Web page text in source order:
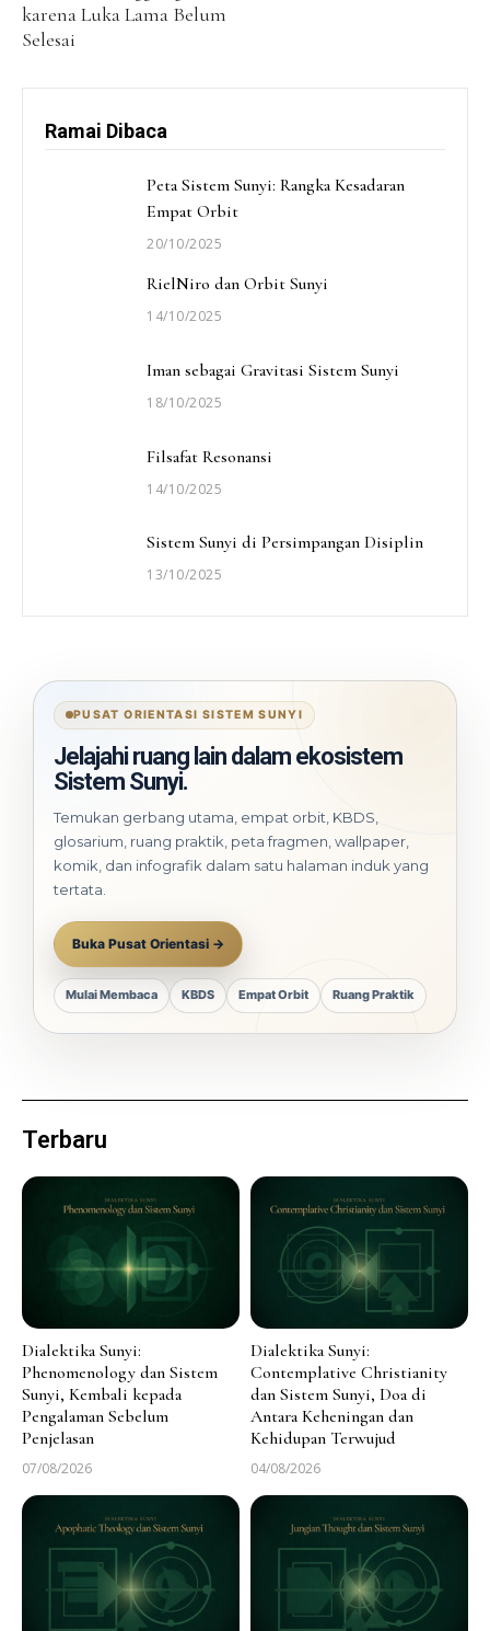
karena Luka Lama Belum
Selesai
Ramai Dibaca
Peta Sistem Sunyi: Rangka Kesadaran
Empat Orbit
20/10/2025
RielNiro dan Orbit Sunyi
14/10/2025
Iman sebagai Gravitasi Sistem Sunyi
18/10/2025
Filsafat Resonansi
14/10/2025
Sistem Sunyi di Persimpangan Disiplin
13/10/2025
PUSAT ORIENTASI SISTEM SUNYI
Jelajahi ruang lain dalam ekosistem
Sistem Sunyi.
Temukan gerbang utama, empat orbit, KBDS,
glosarium, ruang praktik, peta fragmen, wallpaper,
komik, dan infografik dalam satu halaman induk yang
tertata.
Buka Pusat Orientasi →
Mulai Membaca KBDS Empat Orbit Ruang Praktik
Terbaru
Dialektika Sunyi:
Phenomenology dan Sistem
Sunyi, Kembali kepada
Pengalaman Sebelum
Penjelasan
07/08/2026
Dialektika Sunyi:
Contemplative Christianity
dan Sistem Sunyi, Doa di
Antara Keheningan dan
Kehidupan Terwujud
04/08/2026